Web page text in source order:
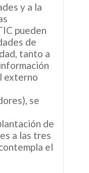
y a la
pueden
de
tanto a
externo
se
de
a las tres
el